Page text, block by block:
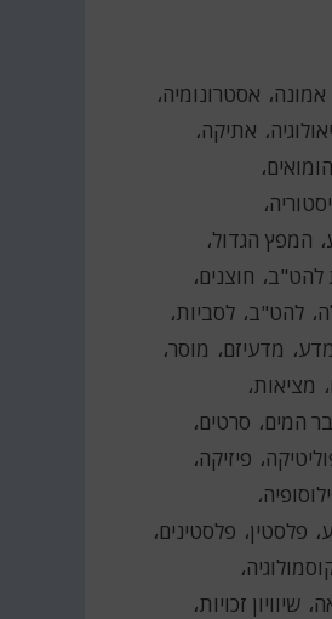
אמונה
אסטרונומיה
אתיקה
הומואים
המפץ הגדול
להט"ב חוצנים
להט"ב לסביות
מדע מדעיזם
מוסר
מציאות
המים
סרטים
פיזיקה
פלסטין פלסטינים
שיוויון זכויות